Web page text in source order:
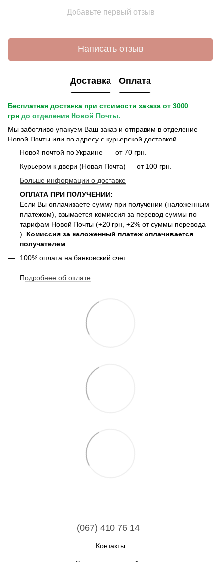
Добавьте первый отзыв
Написать отзыв
Доставка Оплата
Бесплатная доставка при стоимости заказа от 3000
грн до отделения Новой Почты.
Мы заботливо упакуем Ваш заказ и отправим в отделение
Новой Почты или по адресу с курьерской доставкой.
Новой почтой по Украине — от 70 грн.
Курьером к двери (Новая Почта) — от 100 грн.
Больше информации о доставке
ОПЛАТА ПРИ ПОЛУЧЕНИИ:
Если Вы оплачиваете сумму при получении (наложенным
платежом), взымается комиссия за перевод суммы по
тарифам Новой Почты (+20 грн, +2% от суммы перевода
). Комиссия за наложенный платеж оплачивается
получателем
100% оплата на банковский счет
Подробнее об оплате
(067) 410 76 14
Контакты